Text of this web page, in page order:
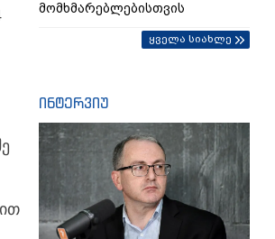
მომხმარებლებისთვის
ყველა სიახლე
ინტერვიუ